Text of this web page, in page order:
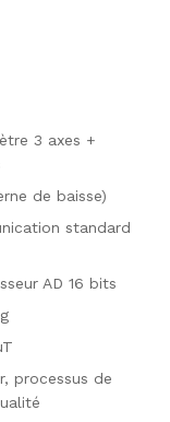
3 axes +
de baisse)
standard
AD 16 bits
processus de